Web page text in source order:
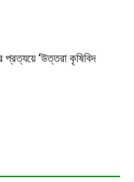
প্রত্যয়ে ‘উত্তরা কৃষিবিদ